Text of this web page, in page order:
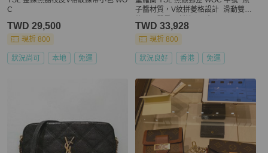
C
TWD 29,500
現折 800
狀況尚可 本地 免運
子醬材質，V紋拼菱格設計 滑動雙鏈
cm
TWD 33,928
現折 800
狀況良好 香港 免運